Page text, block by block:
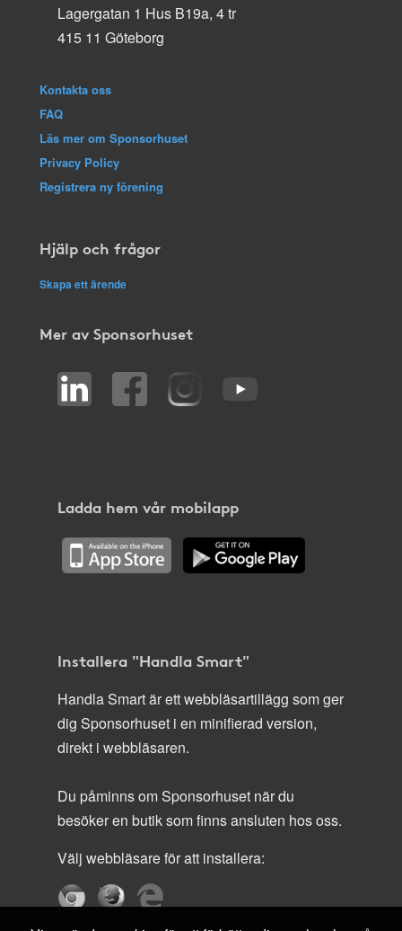
Lagergatan 1 Hus B19a, 4 tr
415 11 Göteborg
Kontakta oss
FAQ
Läs mer om Sponsorhuset
Privacy Policy
Registrera ny förening
Hjälp och frågor
Skapa ett ärende
Mer av Sponsorhuset
Ladda hem vår mobilapp
Installera "Handla Smart"
Handla Smart är ett webbläsartillägg som ger
dig Sponsorhuset i en minifierad version,
direkt i webbläsaren.
Du påminns om Sponsorhuset när du
besöker en butik som finns ansluten hos oss.
Välj webbläsare för att installera: